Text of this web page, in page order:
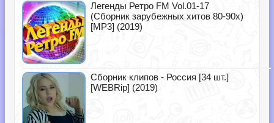
Легенды Ретро FM Vol.01-17
(Сборник зарубежных хитов 80-90х)
[MP3] (2019)
Сборник клипов - Россия [34 шт.]
[WEBRip] (2019)